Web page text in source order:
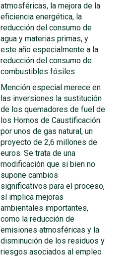
atmosféricas, la mejora de la
eficiencia energética, la
reducción del consumo de
agua y materias primas, y
este año especialmente a la
reducción del consumo de
combustibles fósiles.
Mención especial merece en
las inversiones la sustitución
de los quemadores de fuel de
los Hornos de Caustificación
por unos de gas natural, un
proyecto de 2,6 millones de
euros. Se trata de una
modificación que si bien no
supone cambios
significativos para el proceso,
sí implica mejoras
ambientales importantes,
como la reducción de
emisiones atmosféricas y la
disminución de los residuos y
riesgos asociados al empleo